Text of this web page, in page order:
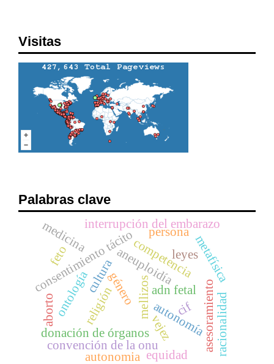
Visitas
Palabras clave
género
religión
cultura
vejez
donación de órganos
consentimiento tácito
autonomía
competencia
cif
convención de la onu asesoramiento
aneuploidía
interrupción del embarazo
adn fetal
metafísica
ontología
aborto racionalidad
mellizos
medicina leyes
persona
autonomia equidad
feto